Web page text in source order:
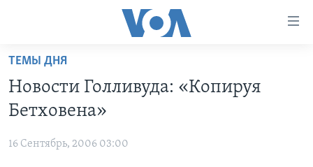
Перейти
основной
контент
НОВОСТИ ЗА МИНУТУ
УЧИМ АНГЛИЙСКИЙ
ЭКСПЕРТИЗА
ТЕМЫ ДНЯ
Новости Голливуда: «Копируя
Бетховена»
16 Сентябрь, 2006 03:00